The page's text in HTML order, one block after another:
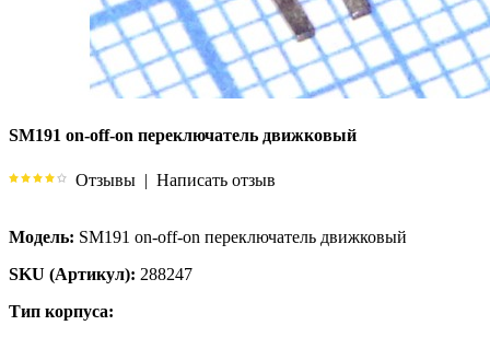
SM191 on-off-on переключатель движковый
Отзывы | Написать отзыв
Модель: SM191 on-off-on переключатель движковый
SKU (Артикул): 288247
Тип корпуса: